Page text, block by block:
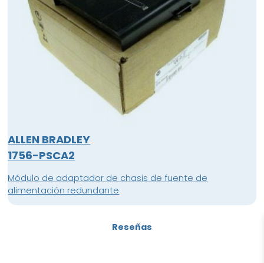
ALLEN BRADLEY
1756-PSCA2
Módulo de adaptador de chasis de fuente de
alimentación redundante
Reseñas